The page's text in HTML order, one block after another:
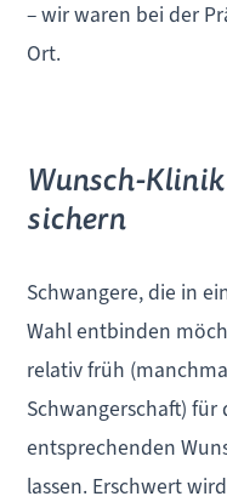
– wir waren bei der
Ort.
Wunsch-
sichern
Schwangere, die in
Wahl entbinden
relativ früh
Schwangerschaft) für
entsprechenden
lassen. Erschwert